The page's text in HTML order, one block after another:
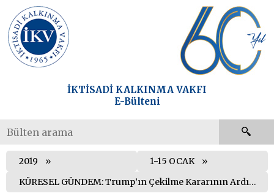
İKTİSADİ KALKINMA VAKFI
E-Bülteni
2019
1-15 OCAK
KÜRESEL GÜNDEM: Trump’ın Çekilme Kararının Ardından Suriye’yi Kaos Teorisi mi Akılcı Siyaset mi Şekillendiriyor?